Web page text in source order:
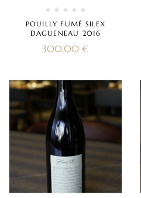
POUILLY FUMÉ SILEX
DAGUENEAU 2016
300,00 €